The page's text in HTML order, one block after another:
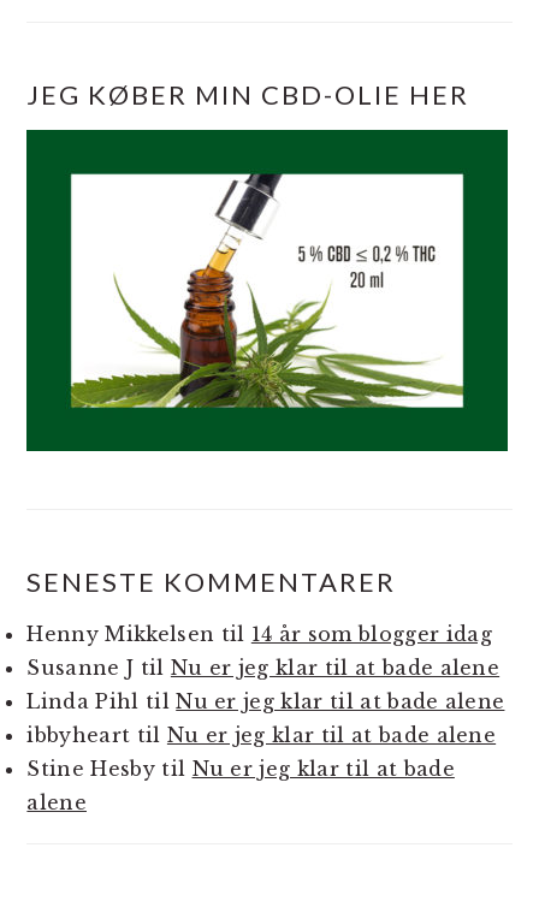
JEG KØBER MIN CBD-OLIE HER
SENESTE KOMMENTARER
Henny Mikkelsen til 14 år som blogger idag
Susanne J til Nu er jeg klar til at bade alene
Linda Pihl tilNu er jeg klar til at bade alene
ibbyheart til Nu er jeg klar til at bade alene
Stine Hesbytil Nu er jeg klar til at bade
alene